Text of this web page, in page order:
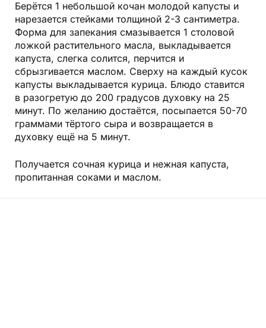
Берётся 1 небольшой кочан молодой капусты и
нарезается стейками толщиной 2-3 сантиметра.
Форма для запекания смазывается 1 столовой
ложкой растительного масла, выкладывается
капуста, слегка солится, перчится и
сбрызгивается маслом. Сверху на каждый кусок
капусты выкладывается курица. Блюдо ставится
в разогретую до 200 градусов духовку на 25
минут. По желанию достаётся, посыпается 50-70
граммами тёртого сыра и возвращается в
духовку ещё на 5 минут.
Получается сочная курица и нежная капуста,
пропитанная соками и маслом.